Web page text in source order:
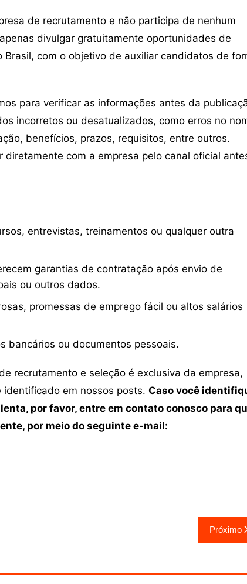
de recrutamento e não participa de nenhum
divulgar gratuitamente oportunidades de
Brasil, com o objetivo de auxiliar candidatos de
para verificar as informações antes da
incorretos ou desatualizados, como erros no
benefícios, prazos, requisitos, entre outros.
diretamente com a empresa pelo canal oficial
entrevistas, treinamentos ou qualquer outra
garantias de contratação após envio de
ou outros dados.
promessas de emprego fácil ou altos salários
bancários ou documentos pessoais.
recrutamento e seleção é exclusiva da empresa,
em nossos posts. Caso você
por favor, entre em contato conosco para
por meio do seguinte e-mail:
Próximo